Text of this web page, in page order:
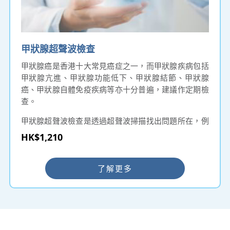
甲狀腺超聲波檢查
甲狀腺癌是香港十大常見癌症之一，而甲狀腺疾病包括
甲狀腺亢進、甲狀腺功能低下、甲狀腺結節、甲狀腺
癌、甲狀腺自體免疫疾病等亦十分普遍，建議作定期檢
查。
甲狀腺超聲波檢查是透過超聲波掃描找出問題所在，例
如：甲狀腺腫瘤、大頸泡、甲亢等。 利用先進儀器收集
由各身體組織反射的高頻率音波，並將之構成影像，是
一種安全、不涉及輻射的檢查方法。
HK$1,210
了解更多